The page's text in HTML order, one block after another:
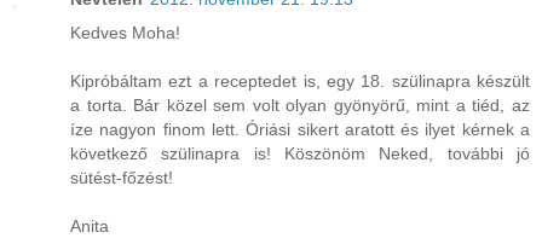
Kedves Moha!
Kipróbáltam ezt a receptedet is, egy 18. szülinapra készült
a torta. Bár közel sem volt olyan gyönyörű, mint a tiéd, az
íze nagyon finom lett. Óriási sikert aratott és ilyet kérnek a
következő szülinapra is! Köszönöm Neked, további jó
sütést-főzést!
Anita